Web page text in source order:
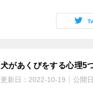
犬があくびをする心理5
更新日： 2022-10-19 公開